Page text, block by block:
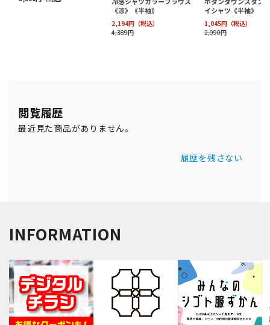
閲覧履歴
最近見た商品がありません。
履歴を残さない
INFORMATION